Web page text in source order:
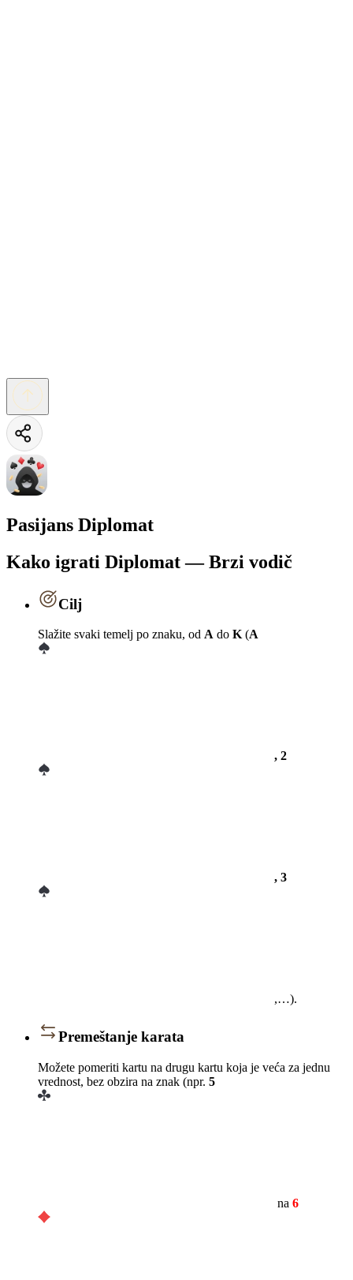
Pasijans Diplomat
Kako igrati Diplomat — Brzi vodič
Cilj
Slažite svaki temelj po znaku, od A do K(A
, 2
, 3
,…).
Premeštanje karata
Možete pomeriti kartu na drugu kartu koja je veća za jednu
vrednost, bez obzira na znak (npr. 5
na 6